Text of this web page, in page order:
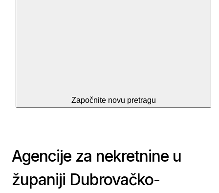
Započnite novu pretragu
Agencije za nekretnine u
županiji Dubrovačko-